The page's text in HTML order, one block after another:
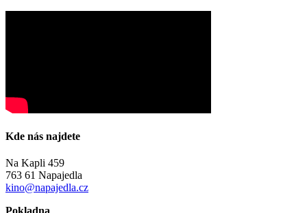
Kde nás najdete
Na Kapli 459
763 61 Napajedla
kino@napajedla.cz